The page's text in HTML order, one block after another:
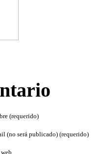
(requerido)
(no será publicado) (requerido)